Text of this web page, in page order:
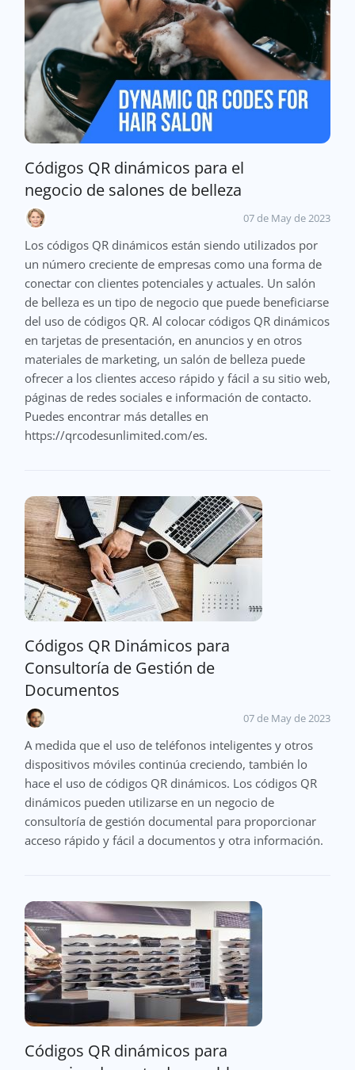
Códigos QR dinámicos para el
negocio de salones de belleza
07 de May de 2023
Los códigos QR dinámicos están siendo utilizados por
un número creciente de empresas como una forma de
conectar con clientes potenciales y actuales. Un salón
de belleza es un tipo de negocio que puede beneficiarse
del uso de códigos QR. Al colocar códigos QR dinámicos
en tarjetas de presentación, en anuncios y en otros
materiales de marketing, un salón de belleza puede
ofrecer a los clientes acceso rápido y fácil a su sitio web,
páginas de redes sociales e información de contacto.
Puedes encontrar más detalles en
https://qrcodesunlimited.com/es.
Códigos QR Dinámicos para
Consultoría de Gestión de
Documentos
07 de May de 2023
A medida que el uso de teléfonos inteligentes y otros
dispositivos móviles continúa creciendo, también lo
hace el uso de códigos QR dinámicos. Los códigos QR
dinámicos pueden utilizarse en un negocio de
consultoría de gestión documental para proporcionar
acceso rápido y fácil a documentos y otra información.
Códigos QR dinámicos para